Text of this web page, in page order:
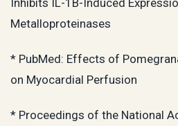
Metalloproteinases
* PubMed: Effects of
on Myocardial Perfusion
* Proceedings of the National